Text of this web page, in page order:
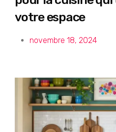
votre espace
novembre 18, 2024
et fonctionnel